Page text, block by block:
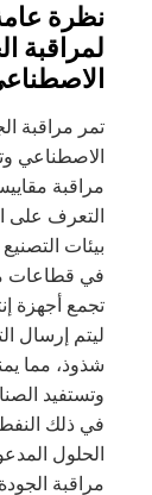
نظرة
لمراقبة
تمر مراقبة
الاصطناعي
مراقبة
التعرف على
بيئات
في قطاعات
تجمع أجهزة
ليتم إرسال
شذوذ، مما
وتستفيد
في ذلك النفط
الحلول
مراقبة